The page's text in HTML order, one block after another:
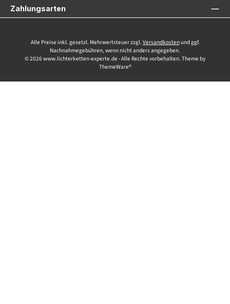
Zahlungsarten
Alle Preise inkl. gesetzl. Mehrwertsteuer zzgl. Versandkostenund ggf.
Nachnahmegebühren, wenn nicht anders angegeben.
© 2026 www.lichterketten-experte.de - Alle Rechte vorbehalten. Theme by
ThemeWare®